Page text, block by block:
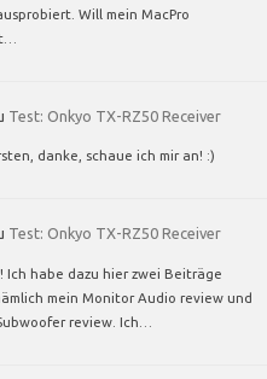
Will mein MacPro
Test: Onkyo TX-RZ50 Receiver
danke, schaue ich mir an! :)
Test: Onkyo TX-RZ50 Receiver
Ich habe dazu hier zwei Beiträge
mein Monitor Audio review und
review. Ich…